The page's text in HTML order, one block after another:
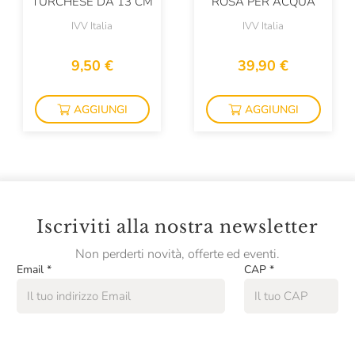
IVV Italia
9,50 €
AGGIUNGI
IVV Italia
39,90 €
AGGIUNGI
Iscriviti alla nostra newsletter
Non perderti novità, offerte ed eventi.
Email * CAP *